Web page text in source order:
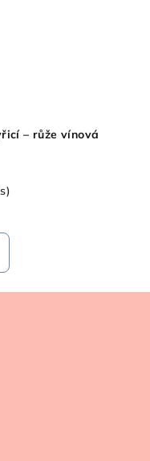
– růže vínová